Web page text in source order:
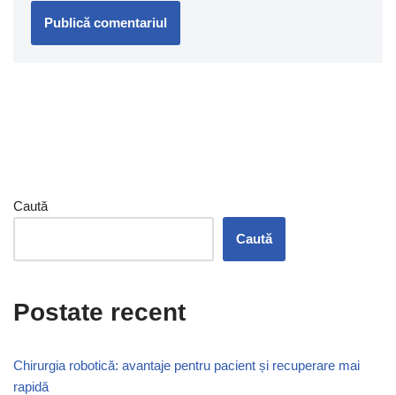
Caută
Caută
Postate recent
Chirurgia robotică: avantaje pentru pacient și recuperare mai
rapidă